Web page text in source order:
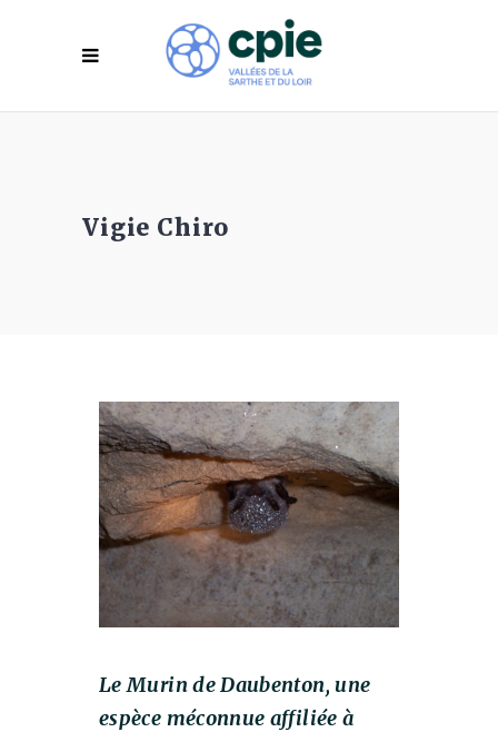
Vigie Chiro
Le Murin de Daubenton, une
espèce méconnue affiliée à